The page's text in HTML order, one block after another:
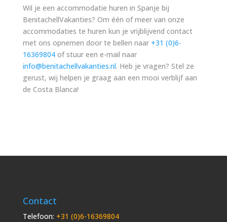
Wil je een accommodatie huren in Spanje bij
BenitachellVakanties? Om één of meer van onze
accommodaties te huren kun je vrijblijvend contact
met ons opnemen door te bellen naar +31 (0)6-
16369804of stuur een e-mail naar
info@benitachellvakanties.nl. Heb je vragen? Stel ze
gerust, wij helpen je graag aan een mooi verblijf aan
de Costa Blanca!
Contact
Telefoon: +31 (0)6-16369804